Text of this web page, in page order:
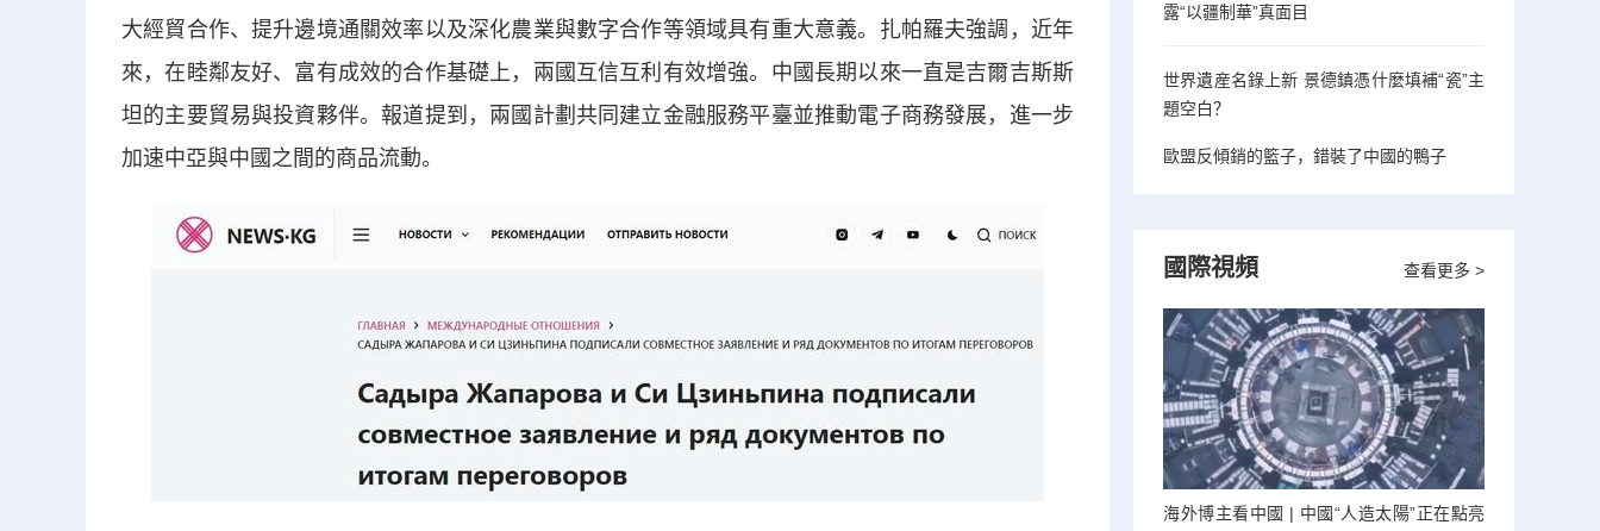
大經貿合作、提升邊境通關效率以及深化農業與數字合作等領域具有重大意義。扎帕羅夫強調，近年
來，在睦鄰友好、富有成效的合作基礎上，兩國互信互利有效增強。中國長期以來一直是吉爾吉斯斯
坦的主要貿易與投資夥伴。報道提到，兩國計劃共同建立金融服務平臺並推動電子商務發展，進一步
加速中亞與中國之間的商品流動。
露“以疆制華”真面目
世界遺産名錄上新 景德鎮憑什麼填補“瓷”主
題空白？
歐盟反傾銷的籃子，錯裝了中國的鴨子
查看更多 >
國際視頻
海外博主看中國 | 中國“人造太陽”正在點亮